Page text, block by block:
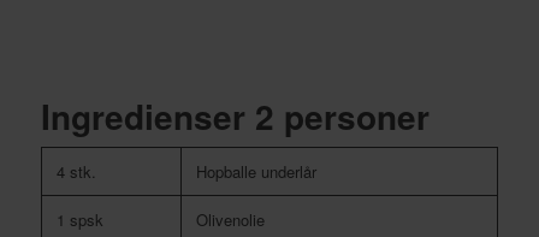
Ingredienser 2 personer
4 stk. Hopballe underlår
1 spsk Olivenolie